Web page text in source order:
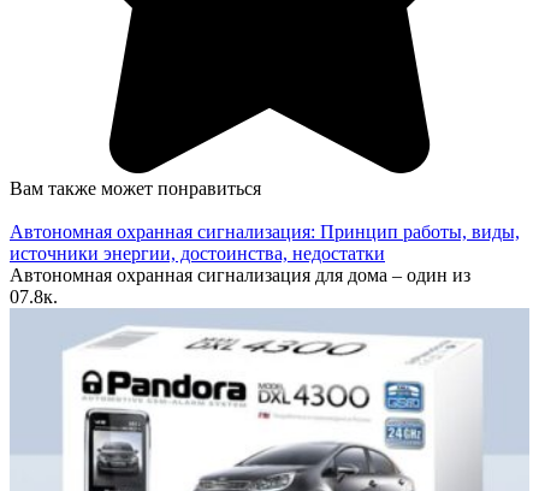
Вам также может понравиться
Автономная охранная сигнализация: Принцип работы, виды,
источники энергии, достоинства, недостатки
Автономная охранная сигнализация для дома – один из
07.8к.